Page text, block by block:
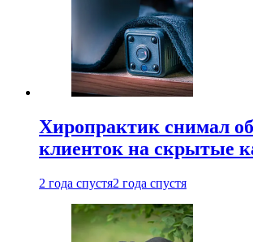
Хиропрактик снимал
клиенток на скрытые
2 года спустя2 года спустя